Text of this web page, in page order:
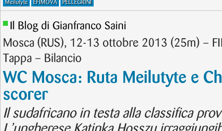
Meilutyte
EFIMOVA PELLEGRINI
Il Blog di Gianfranco Saini
Mosca (RUS), 12-13 ottobre 2013 (25m) –
Tappa – Bilancio
WC Mosca: Ruta Meilutyte e
scorer
Il sudafricano in testa alla classifica